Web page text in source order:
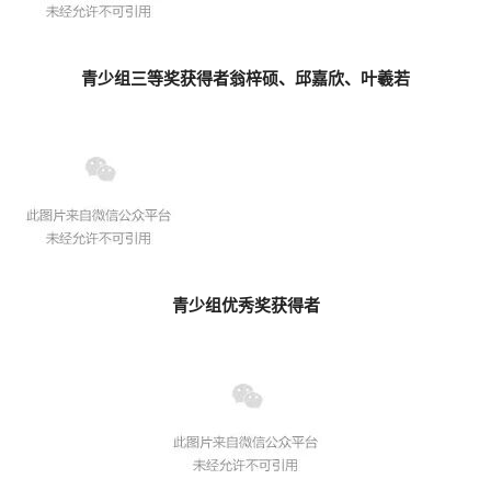
青少组三等奖获得者翁梓硕、邱嘉欣、叶羲若
青少组优秀奖获得者